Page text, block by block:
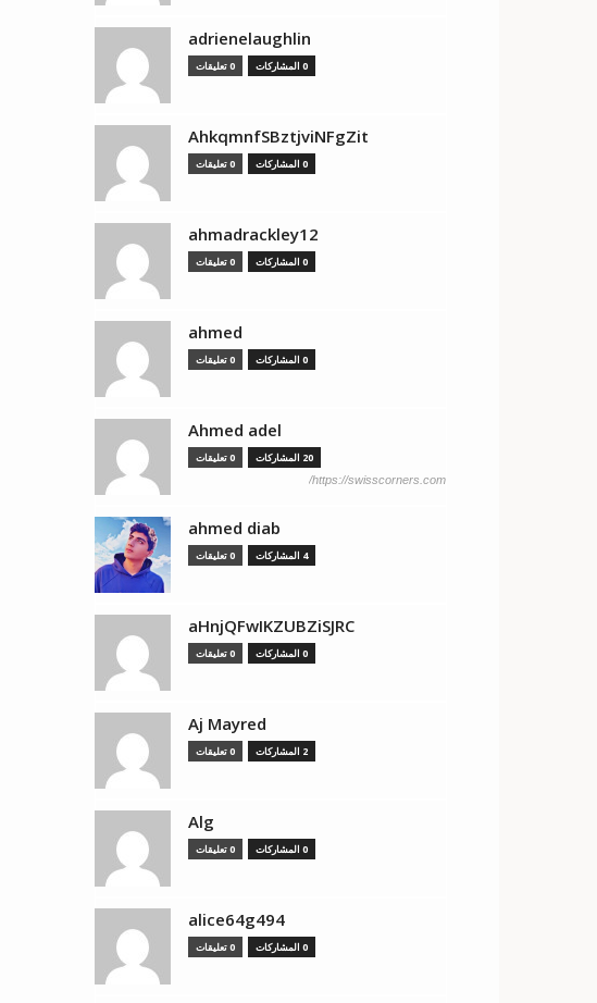
adrienelaughlin
0 المشاركات 0 تعليقات
AhkqmnfSBztjviNFgZit
0 المشاركات 0 تعليقات
ahmadrackley12
0 المشاركات 0 تعليقات
ahmed
0 المشاركات 0 تعليقات
Ahmed adel
20 المشاركات 0 تعليقات
https://swisscorners.com/
ahmed diab
4 المشاركات 0 تعليقات
aHnjQFwIKZUBZiSJRC
0 المشاركات 0 تعليقات
Aj Mayred
2 المشاركات 0 تعليقات
Alg
0 المشاركات 0 تعليقات
alice64g494
0 المشاركات 0 تعليقات